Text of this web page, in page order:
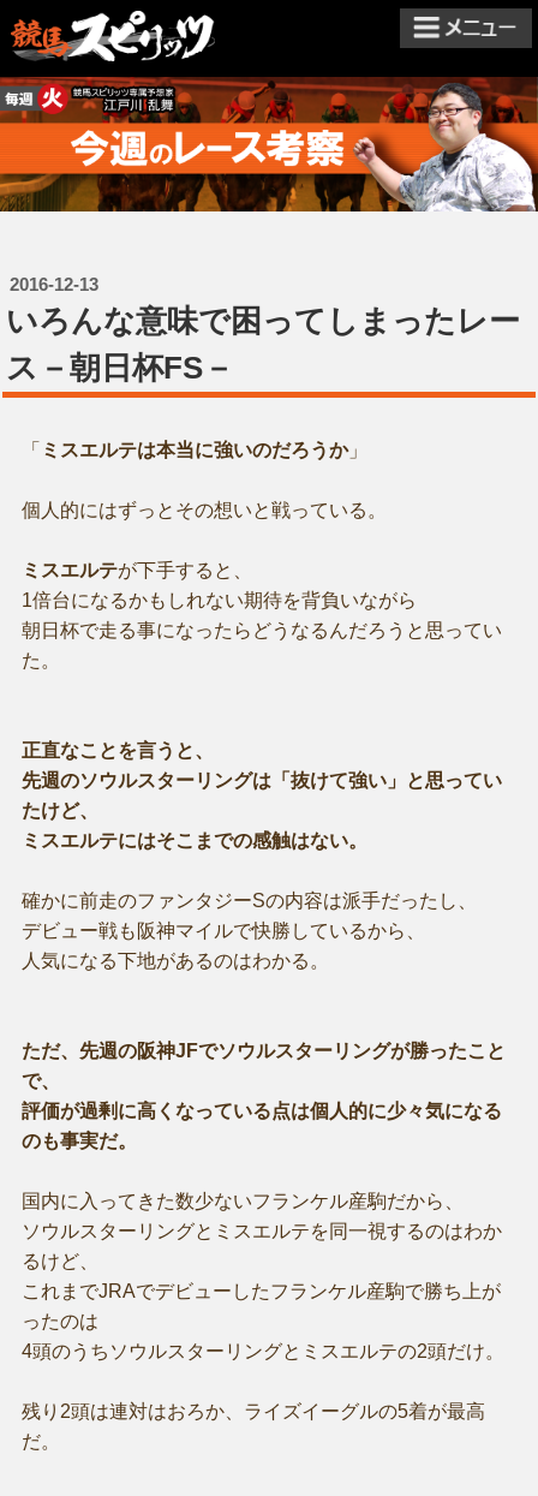
2016-12-13
いろんな意味で困ってしまったレー
ス－朝日杯FS－
「 ミスエルテは本当に強いのだろうか」
個人的にはずっとその想いと戦っている。
ミスエルテが下手すると、
1倍台になるかもしれない期待を背負いながら
朝日杯で走る事になったらどうなるんだろうと思ってい
た。
正直なことを言うと、
先週のソウルスターリングは「抜けて強い」と思ってい
たけど、
ミスエルテにはそこまでの感触はない。
確かに前走のファンタジーSの内容は派手だったし、
デビュー戦も阪神マイルで快勝しているから、
人気になる下地があるのはわかる。
ただ、先週の阪神JFでソウルスターリングが勝ったこと
で、
評価が過剰に高くなっている点は個人的に少々気になる
のも事実だ。
国内に入ってきた数少ないフランケル産駒だから、
ソウルスターリングとミスエルテを同一視するのはわか
るけど、
これまでJRAでデビューしたフランケル産駒で勝ち上が
ったのは
4頭のうちソウルスターリングとミスエルテの2頭だけ。
残り2頭は連対はおろか、ライズイーグルの5着が最高
だ。